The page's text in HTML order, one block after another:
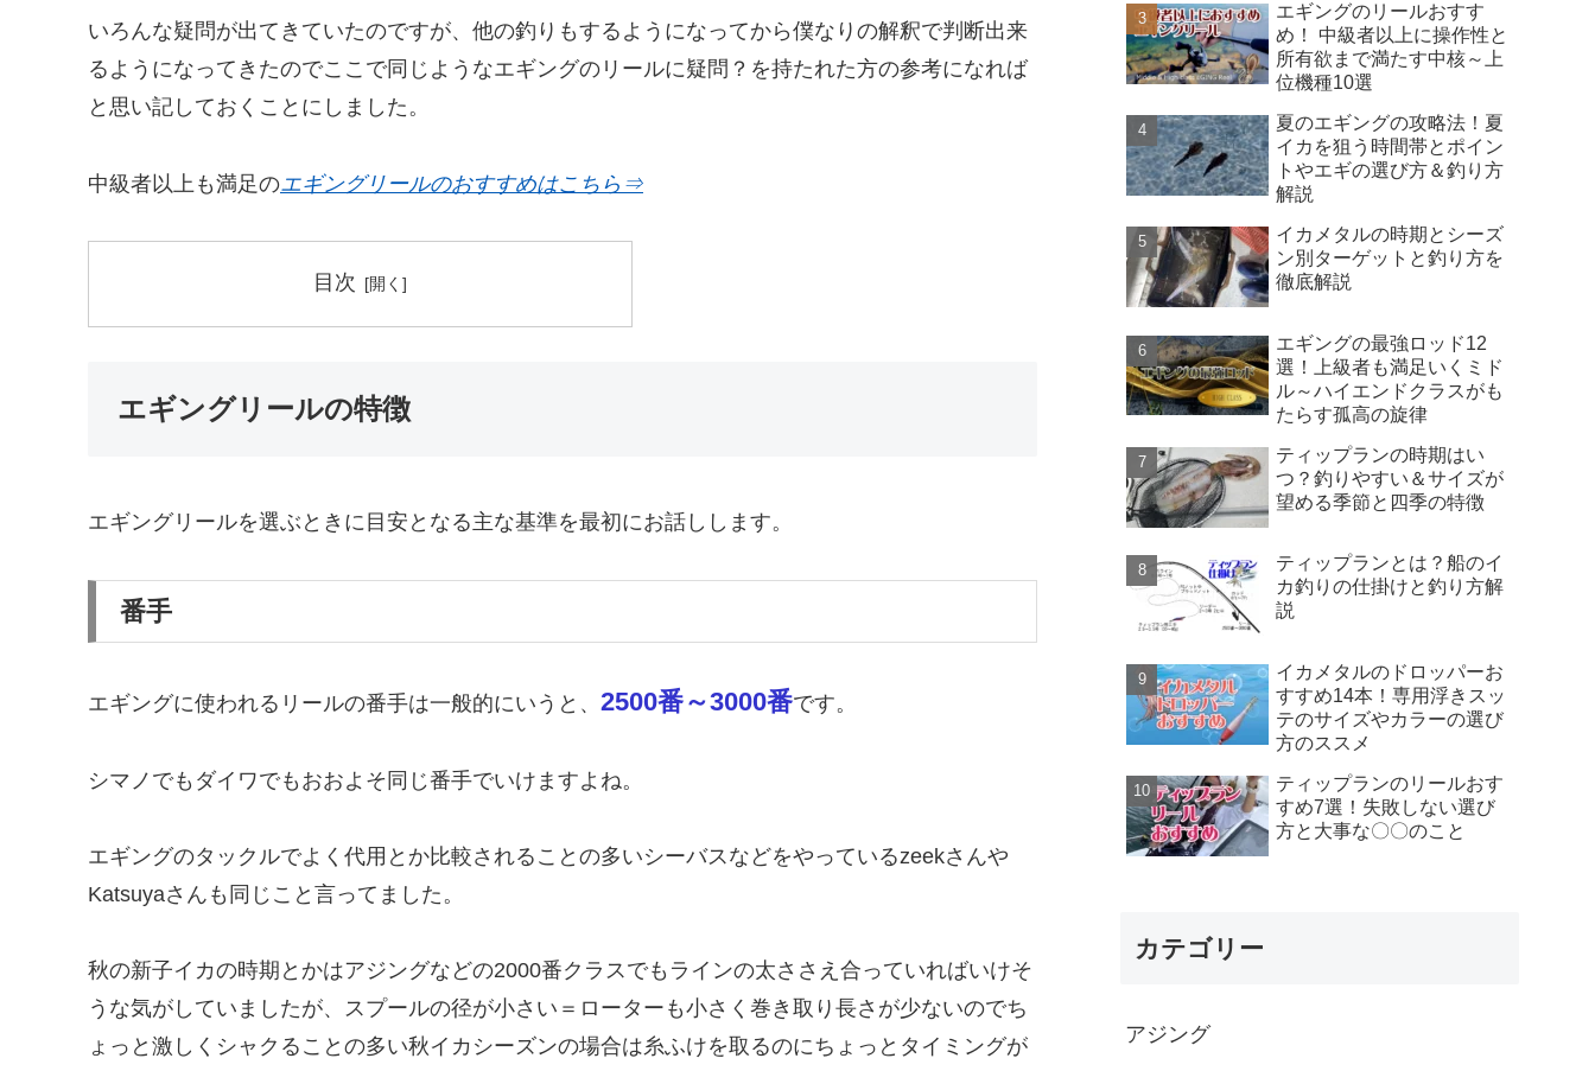
いろんな疑問が出てきていたのですが、他の釣りもするようになってから僕なりの解釈で判断出来
るようになってきたのでここで同じようなエギングのリールに疑問？を持たれた方の参考になれば
と思い記しておくことにしました。
中級者以上も満足のエギングリールのおすすめはこちら⇒
目次
エギングリールの特徴
エギングリールを選ぶときに目安となる主な基準を最初にお話しします。
番手
エギングに使われるリールの番手は一般的にいうと、 2500番～3000番です。
シマノでもダイワでもおおよそ同じ番手でいけますよね。
エギングのタックルでよく代用とか比較されることの多いシーバスなどをやっているzeekさんや
Katsuyaさんも同じこと言ってました。
秋の新子イカの時期とかはアジングなどの2000番クラスでもラインの太ささえ合っていればいけそ
うな気がしていましたが、スプールの径が小さい＝ローターも小さく巻き取り長さが少ないのでち
ょっと激しくシャクることの多い秋イカシーズンの場合は糸ふけを取るのにちょっとタイミングが
エギングのリールおすす
め！ 中級者以上に操作性と
所有欲まで満たす中核～上
位機種10選
夏のエギングの攻略法！夏
イカを狙う時間帯とポイン
トやエギの選び方＆釣り方
解説
イカメタルの時期とシーズ
ン別ターゲットと釣り方を
徹底解説
エギングの最強ロッド12
選！上級者も満足いくミド
ル～ハイエンドクラスがも
たらす孤高の旋律
ティップランの時期はい
つ？釣りやすい＆サイズが
望める季節と四季の特徴
ティップランとは？船のイ
カ釣りの仕掛けと釣り方解
説
イカメタルのドロッパーお
すすめ14本！専用浮きスッ
テのサイズやカラーの選び
方のススメ
ティップランのリールおす
すめ7選！失敗しない選び
方と大事な〇〇のこと
カテゴリー
アジング